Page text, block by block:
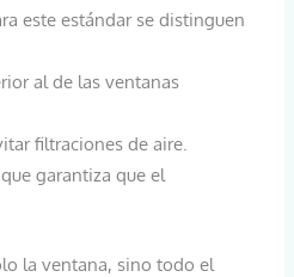
este estándar se distinguen
al de las ventanas
filtraciones de aire.
garantiza que el
la ventana, sino todo el